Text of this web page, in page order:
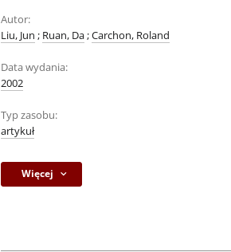
Autor:
Liu, Jun ; Ruan, Da;Carchon, Roland
Data wydania:
2002
Typ zasobu:
artykuł
Więcej